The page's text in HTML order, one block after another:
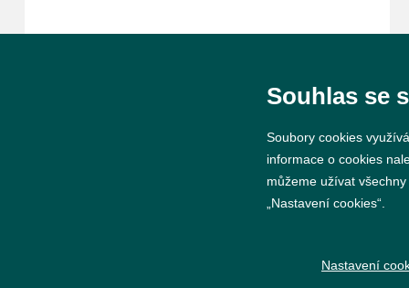
vám ve skříni staré / nevhodné /
příchod 30 minut před začátkem,
aby si vše na prodejních místech
stihli přichystat. Pokud plánujete
Souhlas se
Soubory cookies
informace o cookies
můžeme užívat
„Nastavení cookies“.
Nastavení